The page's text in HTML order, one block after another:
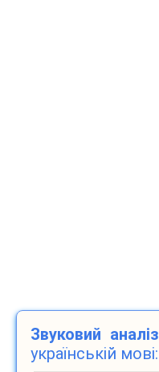
Звуковий аналіз
українській мові: